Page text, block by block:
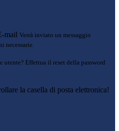
mail Verrà inviato un messaggio
necessarie.
utente? Effettua il reset della password
la casella di posta elettronica!